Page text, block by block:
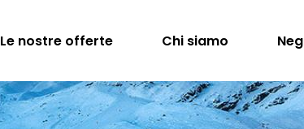
Le nostre offerte Chi siamo